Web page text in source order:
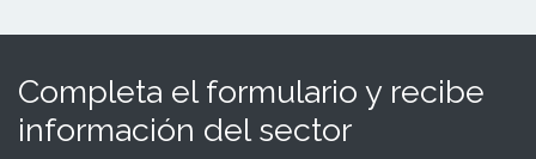
Completa el formulario y recibe
información del sector